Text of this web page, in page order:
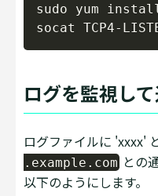
sudo yum
ログを監視し
ログファイルに 'xxxx'
.example.comとの
以下のようにします。